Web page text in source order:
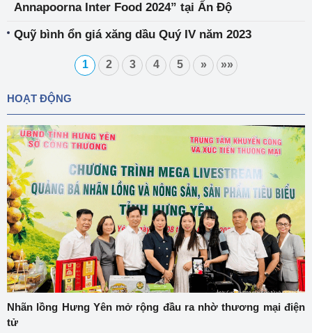
Annapoorna Inter Food 2024” tại Ấn Độ
Quỹ bình ổn giá xăng dầu Quý IV năm 2023
1 2 3 4 5 » »»
HOẠT ĐỘNG
Nhãn lồng Hưng Yên mở rộng đầu ra nhờ thương mại điện
tử